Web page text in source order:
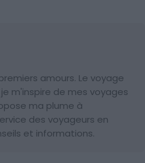
amours. Le voyage
m'inspire de mes voyages
ma plume à
des voyageurs en
et informations.